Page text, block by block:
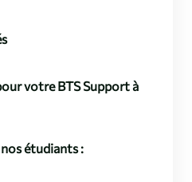
votre BTS Support à
étudiants :